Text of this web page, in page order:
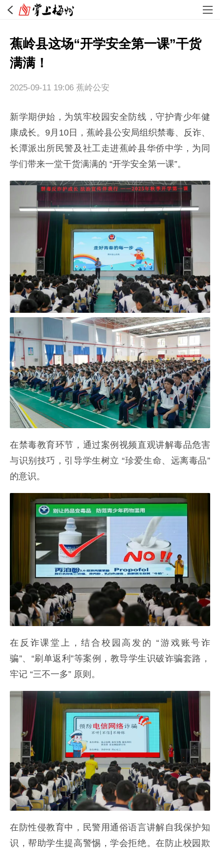
蕉岭县这场“开学安全第一课”干货
满满！
2025-09-11 19:06 蕉岭公安
新学期伊始，为筑牢校园安全防线，守护青少年健
康成长。9月10日，蕉岭县公安局组织禁毒、反诈、
长潭派出所民警及社工走进蕉岭县华侨中学，为同
学们带来一堂干货满满的 “开学安全第一课”。
在禁毒教育环节，通过案例视频直观讲解毒品危害
与识别技巧，引导学生树立 “珍爱生命、远离毒品”
的意识。
在反诈课堂上，结合校园高发的 “游戏账号诈
骗”、“刷单返利”等案例，教导学生识破诈骗套路，
牢记 “三不一多” 原则。
在防性侵教育中，民警用通俗语言讲解自我保护知
识，帮助学生提高警惕，学会拒绝。在防止校园欺